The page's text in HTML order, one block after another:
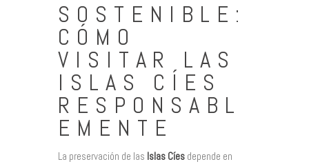
SOSTENIBLE:
CÓMO
VISITAR LAS
ISLAS CÍES
RESPONSABL
EMENTE
La preservación de las Islas Cíes depende en